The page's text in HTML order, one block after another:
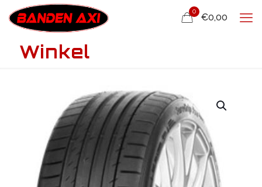
0
€0,00
Winkel